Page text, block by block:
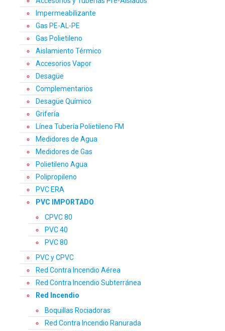
Impermeabilizante
Gas PE-AL-PE
Gas Polietileno
Aislamiento Térmico
Accesorios Vapor
Desagüe
Complementarios
Desagüe Químico
Grifería
Línea Tubería Polietileno FM
Medidores de Agua
Medidores de Gas
Polietileno Agua
Polipropileno
PVC ERA
PVC IMPORTADO
CPVC 80
PVC 40
PVC 80
PVC y CPVC
Red Contra Incendio Aérea
Red Contra Incendio Subterránea
Red Incendio
Boquillas Rociadoras
Red Contra Incendio Ranurada